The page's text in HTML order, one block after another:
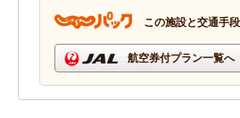
この施設と交通手
航空券付プラン一覧へ